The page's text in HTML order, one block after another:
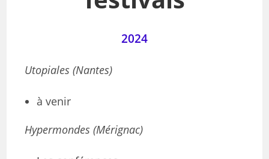
2024
Utopiales (Nantes)
à venir
Hypermondes (Mérignac)